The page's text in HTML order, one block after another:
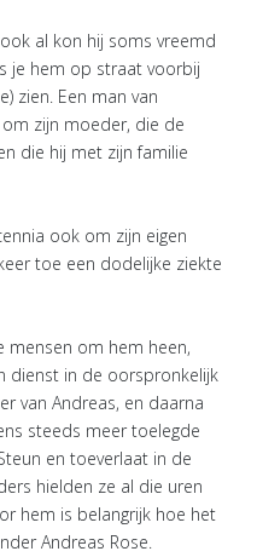
al kon hij soms vreemd
je hem op straat voorbij
zien. Een man van
zijn moeder, die de
die hij met zijn familie
ook om zijn eigen
toe een dodelijke ziekte
mensen om hem heen,
dienst in de oorspronkelijk
van Andreas, en daarna
steeds meer toelegde
en toeverlaat in de
hielden ze al die uren
hem is belangrijk hoe het
Andreas Rose.